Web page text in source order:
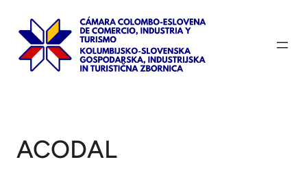
contenido
ACODAL